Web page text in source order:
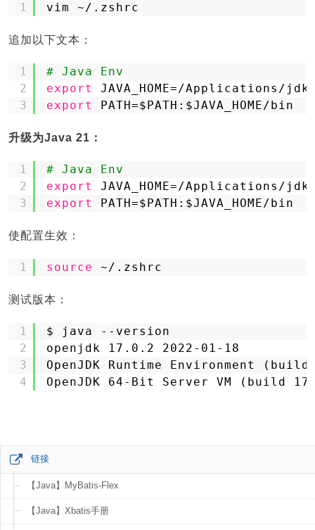
1 vim ~/.zshrc
追加以下文本：
1
2
3
# Java Env
export
JAVA_HOME=/Applications/
export
PATH=$PATH:$JAVA_HOME/bin
升级为Java 21：
1
2
3
# Java Env
export
JAVA_HOME=/Applications/
export
PATH=$PATH:$JAVA_HOME/bin
使配置生效：
1 source ~/.zshrc
测试版本：
1
2
3
4
$ java --version
openjdk 17.0.2 2022-01-18
OpenJDK Runtime Environment
OpenJDK 64-Bit Server VM (build
链接
【Java】MyBatis-Flex
【Java】Xbatis手册